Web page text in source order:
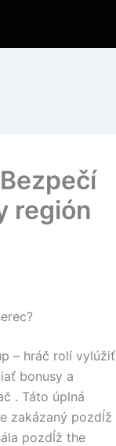
región
– hráč rolí vylúžiť
bonusy a
. Táto úplná
zakázaný pozdĺž
pozdĺž the